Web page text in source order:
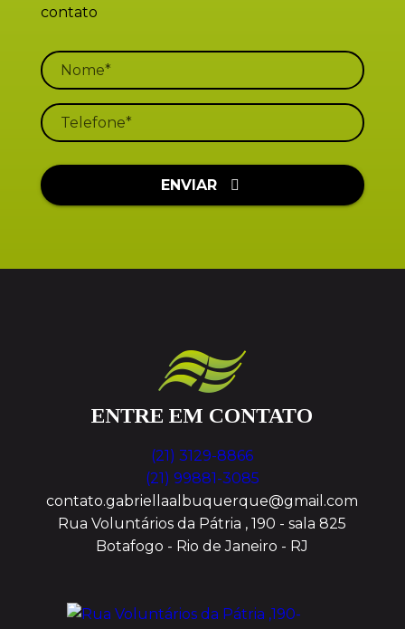
contato
ENVIAR
ENTRE EM CONTATO
(21) 3129-8866
(21) 99881-3085
contato.gabriellaalbuquerque@gmail.com
Rua Voluntários da Pátria , 190 - sala 825
Botafogo - Rio de Janeiro - RJ